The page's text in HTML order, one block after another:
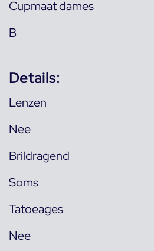
Cupmaat dames
B
Details:
Lenzen
Nee
Brildragend
Soms
Tatoeages
Nee